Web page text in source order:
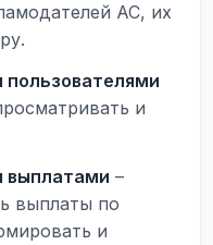
АС, их
и
выплатами –
выплаты по
и